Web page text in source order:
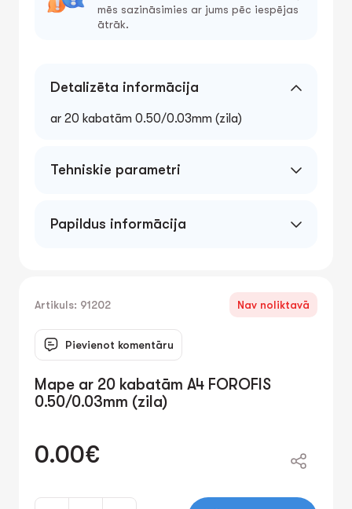
mēs sazināsimies ar jums pēc iespējas
ātrāk.
Detalizēta informācija
ar 20 kabatām 0.50/0.03mm (zila)
Tehniskie parametri
Papildus informācija
Artikuls: 91202 Nav noliktavā
Pievienot komentāru
Mape ar 20 kabatām A4 FOROFIS
0.50/0.03mm (zila)
0.00€